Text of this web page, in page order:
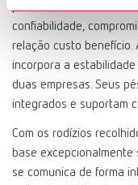
parceria reflete valores
confiabilidade,
relação custo benefício.
incorpora a
duas empresas. Seus
integrados e suportam
Com os rodízios
base excepcionalmente
se comunica de forma